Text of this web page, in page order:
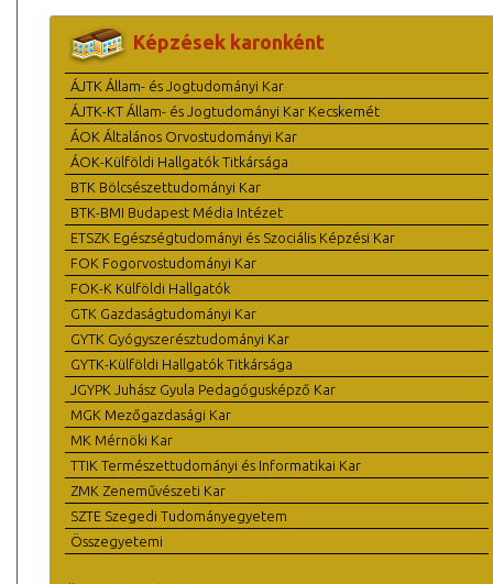
Képzések karonként
ÁJTK Állam- és Jogtudományi Kar
ÁJTK-KT Állam- és Jogtudományi Kar Kecskemét
ÁOK Általános Orvostudományi Kar
ÁOK-Külföldi Hallgatók Titkársága
BTK Bölcsészettudományi Kar
BTK-BMI Budapest Média Intézet
ETSZK Egészségtudományi és Szociális Képzési Kar
FOK Fogorvostudományi Kar
FOK-K Külföldi Hallgatók
GTK Gazdaságtudományi Kar
GYTK Gyógyszerésztudományi Kar
GYTK-Külföldi Hallgatók Titkársága
JGYPK Juhász Gyula Pedagógusképző Kar
MGK Mezőgazdasági Kar
MK Mérnöki Kar
TTIK Természettudományi és Informatikai Kar
ZMK Zeneművészeti Kar
SZTE Szegedi Tudományegyetem
Összegyetemi